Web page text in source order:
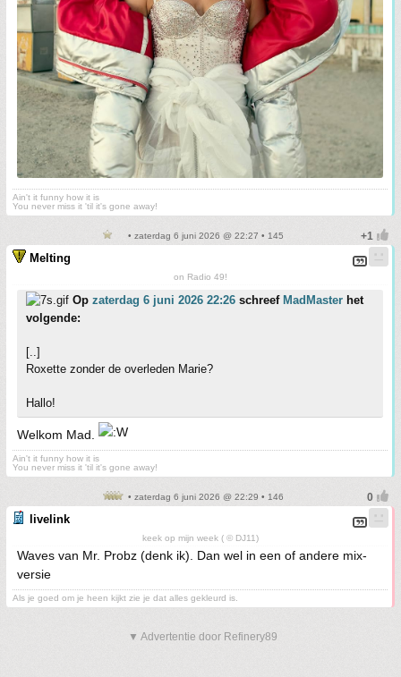
Ain't it funny how it is
You never miss it 'til it's gone away!
• zaterdag 6 juni 2026 @ 22:27 • 145
Melting
on Radio 49!
Op zaterdag 6 juni 2026 22:26 schreef MadMaster het
volgende:
[..]
Roxette zonder de overleden Marie?
Hallo!
Welkom Mad.
Ain't it funny how it is
You never miss it 'til it's gone away!
• zaterdag 6 juni 2026 @ 22:29 • 146
livelink
keek op mijn week ( © DJ11)
Waves van Mr. Probz (denk ik). Dan wel in een of andere mix-
versie
Als je goed om je heen kijkt zie je dat alles gekleurd is.
▼ Advertentie door Refinery89